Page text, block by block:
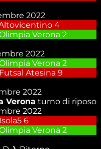
2022
4
Verona 2
2022
Verona 2
Futsal Atesina 9
2022
Verona turno di riposo
2022
6
Verona 2